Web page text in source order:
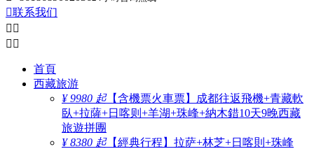
联系我们
 
 
首頁
西藏旅游
¥ 9980 起【含機票火車票】成都往返飛機+青藏軟
臥+拉薩+日喀则+羊湖+珠峰+納木錯10天9晚西藏
旅遊拼團
¥ 8380 起【經典行程】拉萨+林芝+日喀則+珠峰